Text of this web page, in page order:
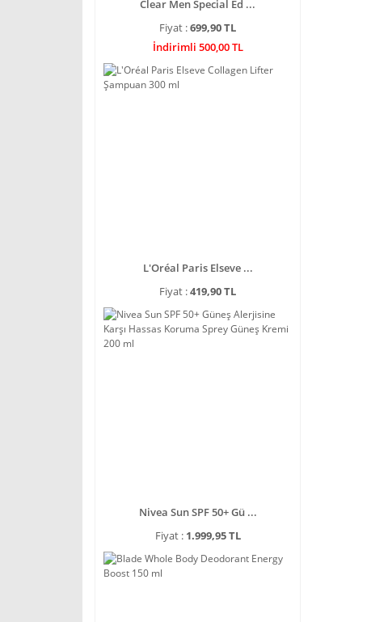
Clear Men Special Ed ...
Fiyat :699,90 TL
İndirimli 500,00 TL
L'Oréal Paris Elseve ...
Fiyat :419,90 TL
Nivea Sun SPF 50+ Gü ...
Fiyat : 1.999,95 TL